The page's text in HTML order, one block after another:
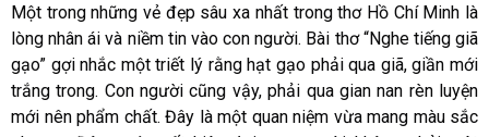
Một trong những vẻ đẹp sâu xa nhất trong thơ Hồ Chí Minh là
lòng nhân ái và niềm tin vào con người. Bài thơ “Nghe tiếng giã
gạo” gợi nhắc một triết lý rằng hạt gạo phải qua giã, giần mới
trắng trong. Con người cũng vậy, phải qua gian nan rèn luyện
mới nên phẩm chất. Đây là một quan niệm vừa mang màu sắc